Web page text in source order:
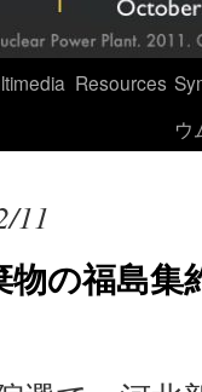
Resources
ウ
11
物の福